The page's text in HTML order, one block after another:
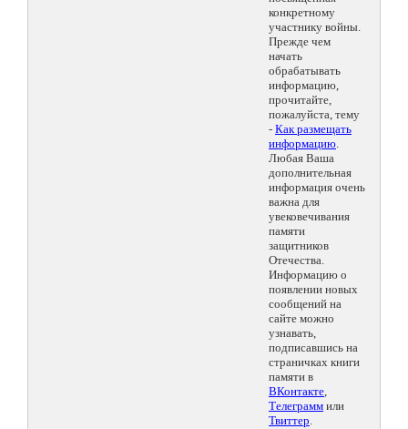
конкретному
участнику войны.
Прежде чем
начать
обрабатывать
информацию,
прочитайте,
пожалуйста, тему
- Как размещать
информацию.
Любая Ваша
дополнительная
информация очень
важна для
увековечивания
памяти
защитников
Отечества.
Информацию о
появлении новых
сообщений на
сайте можно
узнавать,
подписавшись на
страничках книги
памяти в
ВКонтакте,
Телеграмм или
Твиттер.